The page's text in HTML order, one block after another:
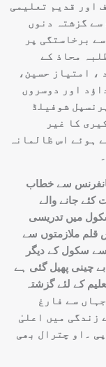
اور قدیم تعلیمی
گزشتہ دنوں
برخاستگی پر
محاذ کے
، امتیاز حسین،
اور دوسروں
شوفیلڈ
کا غیر
ہوئے اس ظالمانہ
سے خطاب
جانے والے
23سال تک اس سکول میں تدریسی
قلم ملازمتوں سے
سکول کے دیگر
بے چینی پھیل گئی ہے
کے لئے گزشتہ
سے فارغ
زندگی میں اعلیٰ
۔او چترال بھی